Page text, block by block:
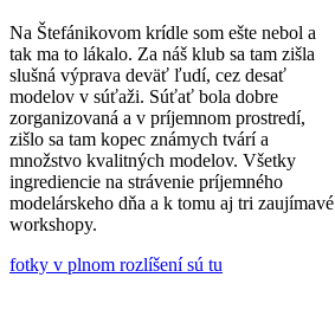
Na Štefánikovom krídle som ešte nebol a
tak ma to lákalo. Za náš klub sa tam zišla
slušná výprava deväť ľudí, cez desať
modelov v súťaži. Súťať bola dobre
zorganizovaná a v príjemnom prostredí,
zišlo sa tam kopec známych tvárí a
množstvo kvalitných modelov. Všetky
ingrediencie na strávenie príjemného
modelárskeho dňa a k tomu aj tri zaujímavé
workshopy.
fotky v plnom rozlíšení sú tu